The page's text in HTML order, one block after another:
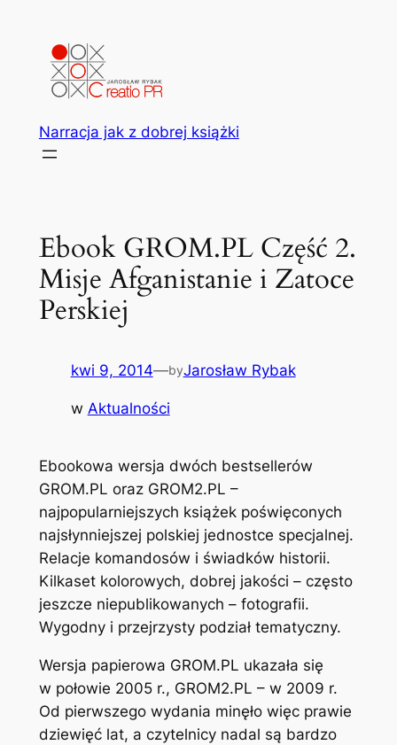
Narracja jak z dobrej książki
Ebook GROM.PL Część 2.
Misje Afganistanie i Zatoce
Perskiej
kwi 9, 2014—byJarosław Rybak
w Aktualności
Ebookowa wersja dwóch bestsellerów
GROM.PL oraz GROM2.PL –
najpopularniejszych książek poświęconych
najsłynniejszej polskiej jednostce specjalnej.
Relacje komandosów i świadków historii.
Kilkaset kolorowych, dobrej jakości – często
jeszcze niepublikowanych – fotografii.
Wygodny i przejrzysty podział tematyczny.
Wersja papierowa GROM.PL ukazała się
w połowie 2005 r., GROM2.PL – w 2009 r.
Od pierwszego wydania minęło więc prawie
dziewięć lat, a czytelnicy nadal są bardzo